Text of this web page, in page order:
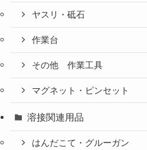
ヤスリ・砥石
作業台
その他 作業工具
マグネット・ピンセット
溶接関連用品
はんだこて・グルーガン